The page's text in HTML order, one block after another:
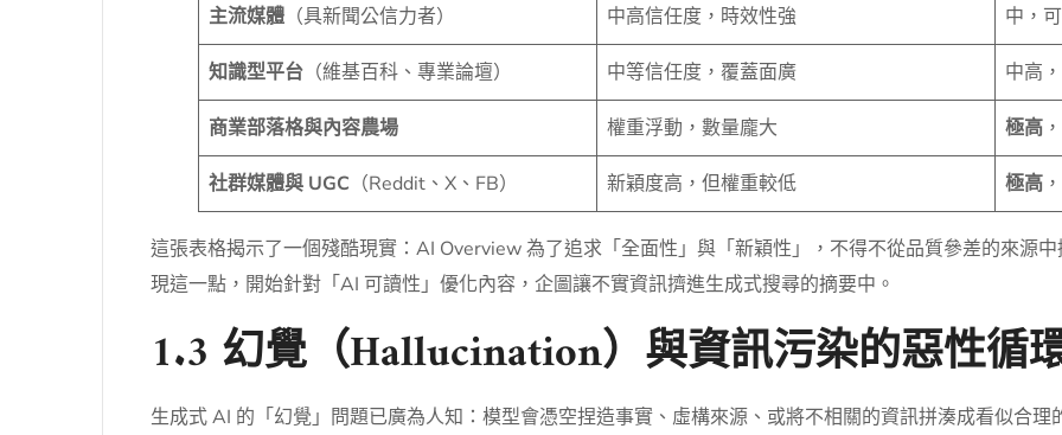
主流媒體 （具新聞公信力者） 中高信任度，時效性強 中，
知識型平台 （維基百科、專業論壇） 中等信任度，覆蓋面廣 中高
商業部落格與內容農場 權重浮動，數量龐大 極高
社群媒體與 UGC （Reddit、X、FB） 新穎度高，但權重較低 極高
這張表格揭示了一個殘酷現實：AI Overview 為了追求「全面性」與「新穎性」，不得不從品質參差的來源
現這一點，開始針對「AI 可讀性」優化內容，企圖讓不實資訊擠進生成式搜尋的摘要中。
1.3 幻覺（Hallucination）與資訊污染的惡性循
生成式 AI 的「幻覺」問題已廣為人知：模型會憑空捏造事實、虛構來源、或將不相關的資訊拼湊成看似合